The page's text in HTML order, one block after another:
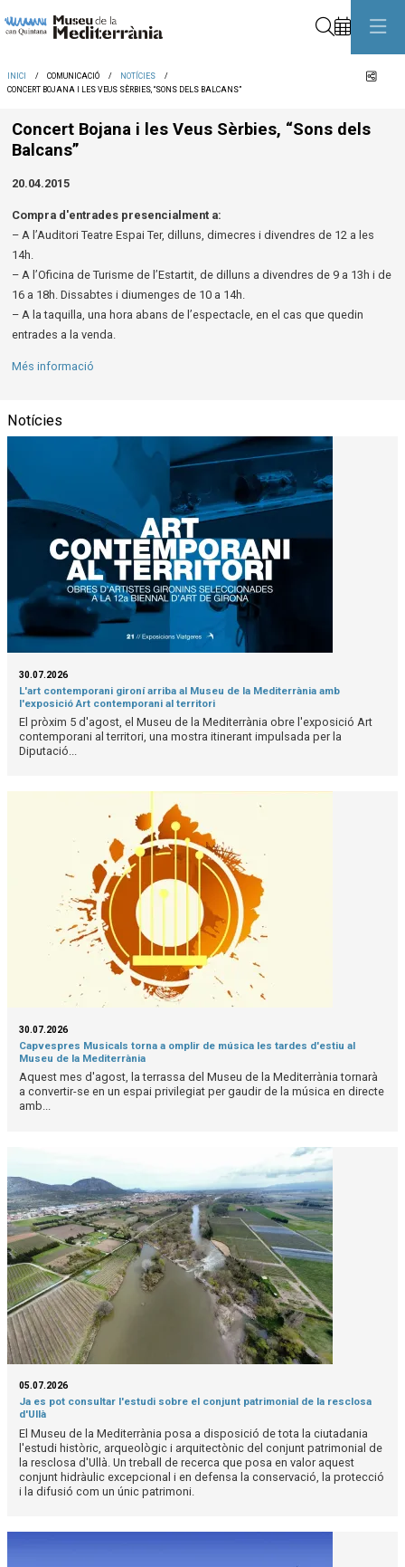
INICI COMUNICACIÓ
NOTÍCIES
CONCERT BOJANA I LES VEUS SÈRBIES, “SONS DELS BALCANS”
Concert Bojana i les Veus Sèrbies, “Sons dels
Balcans”
20.04.2015
Compra d'entrades presencialment a:
– A l’Auditori Teatre Espai Ter, dilluns, dimecres i divendres de 12 a les
14h.
– A l’Oficina de Turisme de l’Estartit, de dilluns a divendres de 9 a 13h i de
16 a 18h. Dissabtes i diumenges de 10 a 14h.
– A la taquilla, una hora abans de l’espectacle, en el cas que quedin
entrades a la venda.
Més informació
Notícies
30.07.2026
L'art contemporani gironí arriba al Museu de la Mediterrània amb
l'exposició Art contemporani al territori
El pròxim 5 d'agost, el Museu de la Mediterrània obre l'exposició Art
contemporani al territori, una mostra itinerant impulsada per la
Diputació...
30.07.2026
Capvespres Musicals torna a omplir de música les tardes d'estiu al
Museu de la Mediterrània
Aquest mes d'agost, la terrassa del Museu de la Mediterrània tornarà
a convertir-se en un espai privilegiat per gaudir de la música en directe
amb...
05.07.2026
Ja es pot consultar l'estudi sobre el conjunt patrimonial de la resclosa
d'Ullà
El Museu de la Mediterrània posa a disposició de tota la ciutadania
l'estudi històric, arqueològic i arquitectònic del conjunt patrimonial de
la resclosa d'Ullà. Un treball de recerca que posa en valor aquest
conjunt hidràulic excepcional i en defensa la conservació, la protecció
i la difusió com un únic patrimoni.